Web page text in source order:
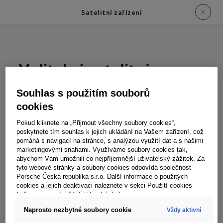
Satelitní zařízení
Volitelné satelitní
zařízení
O zábavu je postaráno.
Satelitní anténa značky Kathrein se automaticky
vysune, nasměruje a opět zasune. Zařízení je
homologované až do rychlosti 130 km/h¹.
Souhlas s použitím souborů
cookies
Pokud kliknete na „Přijmout všechny soubory cookies“,
poskytnete tím souhlas k jejich ukládání na Vašem zařízení, což
pomáhá s navigací na stránce, s analýzou využití dat a s našimi
marketingovými snahami. Využíváme soubory cookies tak,
abychom Vám umožnili co nejpříjemnější uživatelský zážitek. Za
tyto webové stránky a soubory cookies odpovídá společnost
Porsche Česká republika s.r.o. Další informace o použitých
cookies a jejich deaktivaci naleznete v sekci Použití cookies
(odkaz ve spodní části této stránky).
Naprosto nezbytné soubory cookie Vždy aktivní